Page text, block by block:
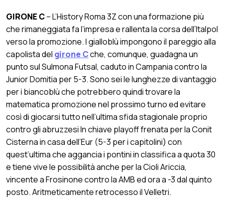
GIRONE C– L’History Roma 3Z con una formazione più
che rimaneggiata fa l’impresa e rallenta la corsa dell’Italpol
verso la promozione. I gialloblù impongono il pareggio alla
capolista del girone Cche, comunque, guadagna un
punto sul Sulmona Futsal, caduto in Campania contro la
Junior Domitia per 5-3. Sono sei le lunghezze di vantaggio
per i biancoblù che potrebbero quindi trovare la
matematica promozione nel prossimo turno ed evitare
così di giocarsi tutto nell’ultima sfida stagionale proprio
contro gli abruzzesi In chiave playoff frenata per la Conit
Cisterna in casa dell’Eur (5-3 per i capitolini) con
quest’ultima che aggancia i pontini in classifica a quota 30
e tiene vive le possibilità anche per la Cioli Ariccia,
vincente a Frosinone contro la AMB ed ora a -3 dal quinto
posto. Aritmeticamente retrocesso il Velletri.